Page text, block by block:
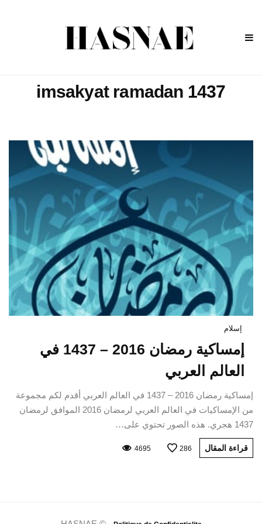
imsakyat ramadan 1437
إسلام
إمساكية رمضان 2016 – 1437 في
العالم العربي
إمساكية رمضان 2016 – 1437 في العالم العربي أقدم لكم مجموعة
من الإمساكيات في العالم العربي لرمضان 2016 الموافق لرمضان
1437 هجري. هذه الصور تحتوي على…
قراءة المقال 286
4695